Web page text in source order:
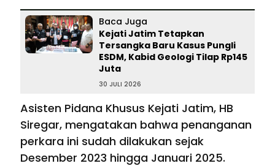
Baca Juga
Kejati Jatim Tetapkan
Tersangka Baru Kasus Pungli
ESDM, Kabid Geologi Tilap Rp145
Juta
30 JULI 2026
Asisten Pidana Khusus Kejati Jatim, HB
Siregar, mengatakan bahwa penanganan
perkara ini sudah dilakukan sejak
Desember 2023 hingga Januari 2025.